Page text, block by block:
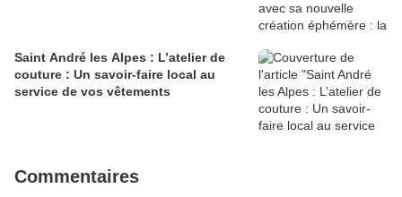
Saint André les Alpes : L’atelier de
couture : Un savoir-faire local au
service de vos vêtements
Commentaires